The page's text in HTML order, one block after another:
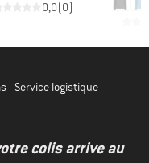
0,0(0)
- Service logistique
colis arrive au